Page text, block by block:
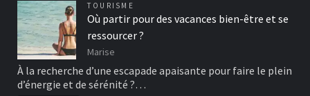
TOURISME
Où partir pour des vacances bien-être et se
ressourcer ?
Marise
À la recherche d’une escapade apaisante pour faire le plein
d’énergie et de sérénité ?…